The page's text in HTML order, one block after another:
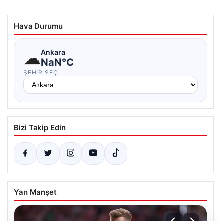
Hava Durumu
☁Ankara
NaN°C
ŞEHIR SEÇ
Bizi Takip Edin
Yan Manşet